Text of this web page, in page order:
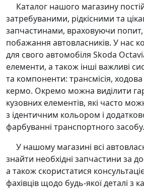
Каталог нашого магазину
затребуваними, рідкісними та
запчастинами, враховуючи
побажання автовласників. У нас
для свого автомобіля Skoda
елементи, а також інші важливі
та компоненти: трансмісія, ходова
кермо. Окремо можна виділити
кузовних елементів, які часто
з ідентичним кольором і
фарбуванні транспортного засобу.
У нашому магазині всі
знайти необхідні запчастини за
а також скористатися
фахівців щодо будь-якої деталі з